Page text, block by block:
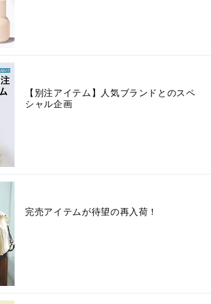
【別注アイテム】人気ブランドとのスペ
シャル企画
完売アイテムが待望の再入荷！